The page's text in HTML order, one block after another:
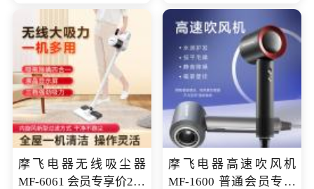
摩飞电器无线吸尘器
MF-6061 会员专享价299
摩飞电器高速吹风机
MF-1600 普通会员专享